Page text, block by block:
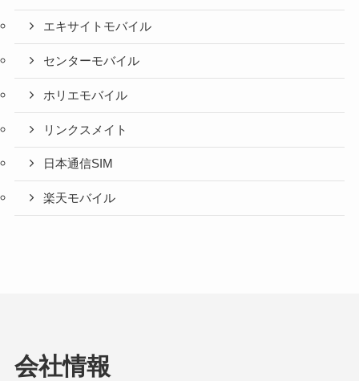
エキサイトモバイル
センターモバイル
ホリエモバイル
リンクスメイト
日本通信SIM
楽天モバイル
会社情報